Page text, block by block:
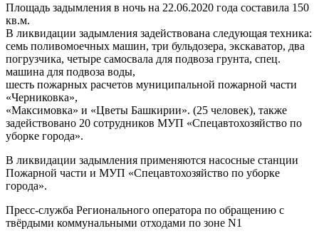
Площадь задымления в ночь на 22.06.2020 года составила 150
кв.м.
В ликвидации задымления задействована следующая техника:
семь поливомоечных машин, три бульдозера, экскаватор, два
погрузчика, четыре самосвала для подвоза грунта, спец.
машина для подвоза воды,
шесть пожарных расчетов муниципальной пожарной части
«Черниковка»,
«Максимовка» и «Цветы Башкирии». (25 человек), также
задействовано 20 сотрудников МУП «Спецавтохозяйство по
уборке города».
В ликвидации задымления применяются насосные станции
Пожарной части и МУП «Спецавтохозяйство по уборке
города».
Пресс-служба Регионального оператора по обращению с
твёрдыми коммунальными отходами по зоне N1